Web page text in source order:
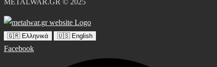
METALWAR.GR © 2025
🇬🇷 Ελληνικά 🇺🇸 English
Facebook